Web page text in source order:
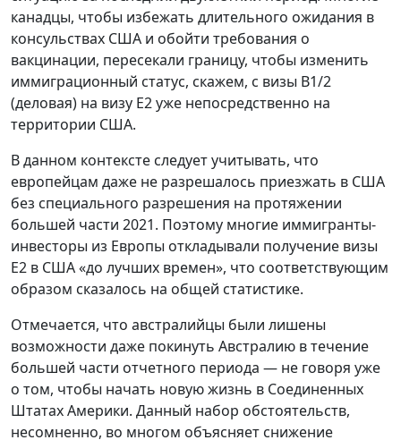
канадцы, чтобы избежать длительного ожидания в
консульствах США и обойти требования о
вакцинации, пересекали границу, чтобы изменить
иммиграционный статус, скажем, с визы B1/2
(деловая) на визу E2 уже непосредственно на
территории США.
В данном контексте следует учитывать, что
европейцам даже не разрешалось приезжать в США
без специального разрешения на протяжении
большей части 2021. Поэтому многие иммигранты-
инвесторы из Европы откладывали получение визы
E2 в США «до лучших времен», что соответствующим
образом сказалось на общей статистике.
Отмечается, что австралийцы были лишены
возможности даже покинуть Австралию в течение
большей части отчетного периода — не говоря уже
о том, чтобы начать новую жизнь в Соединенных
Штатах Америки. Данный набор обстоятельств,
несомненно, во многом объясняет снижение